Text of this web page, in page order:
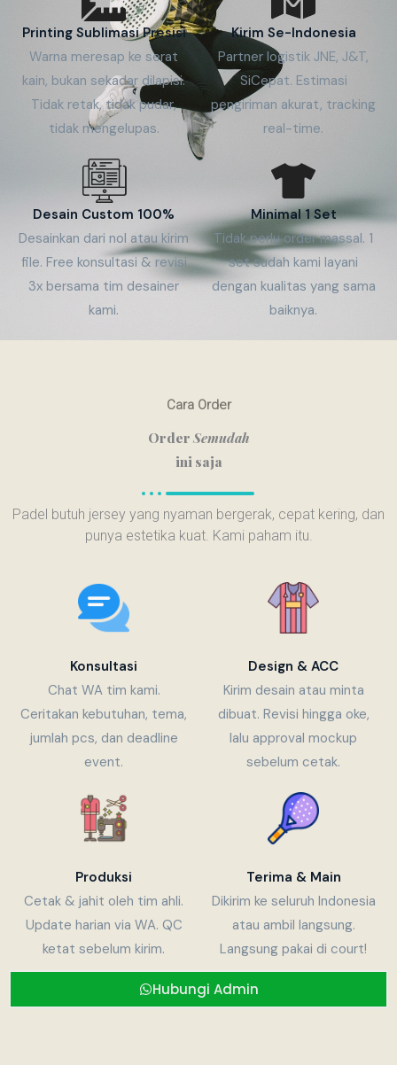
Printing Sublimasi Presisi
Warna meresap ke serat
kain, bukan sekadar dilapisi.
Tidak retak, tidak pudar,
tidak mengelupas.
Kirim Se-Indonesia
Partner logistik JNE, J&T,
SiCepat. Estimasi
pengiriman akurat, tracking
real-time.
Desain Custom 100%
Desainkan dari nol atau kirim
file. Free konsultasi & revisi
3x bersama tim desainer
kami.
Minimal 1 Set
Tidak perlu order massal. 1
set sudah kami layani
dengan kualitas yang sama
baiknya.
Cara Order
OrderSemudah
ini saja
Padel butuh jersey yang nyaman bergerak, cepat kering, dan
punya estetika kuat. Kami paham itu.
Konsultasi
Chat WA tim kami.
Ceritakan kebutuhan, tema,
jumlah pcs, dan deadline
event.
Design & ACC
Kirim desain atau minta
dibuat. Revisi hingga oke,
lalu approval mockup
sebelum cetak.
Produksi
Cetak & jahit oleh tim ahli.
Update harian via WA. QC
ketat sebelum kirim.
Terima & Main
Dikirim ke seluruh Indonesia
atau ambil langsung.
Langsung pakai di court!
Hubungi Admin